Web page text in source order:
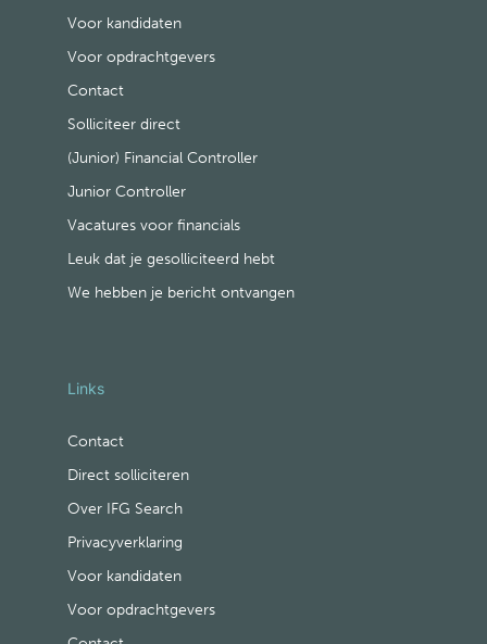
Voor kandidaten
Voor opdrachtgevers
Contact
Solliciteer direct
(Junior) Financial Controller
Junior Controller
Vacatures voor financials
Leuk dat je gesolliciteerd hebt
We hebben je bericht ontvangen
Links
Contact
Direct solliciteren
Over IFG Search
Privacyverklaring
Voor kandidaten
Voor opdrachtgevers